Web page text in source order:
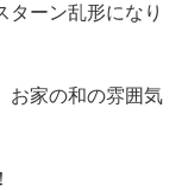
ターン乱形になり
お家の和の雰囲気